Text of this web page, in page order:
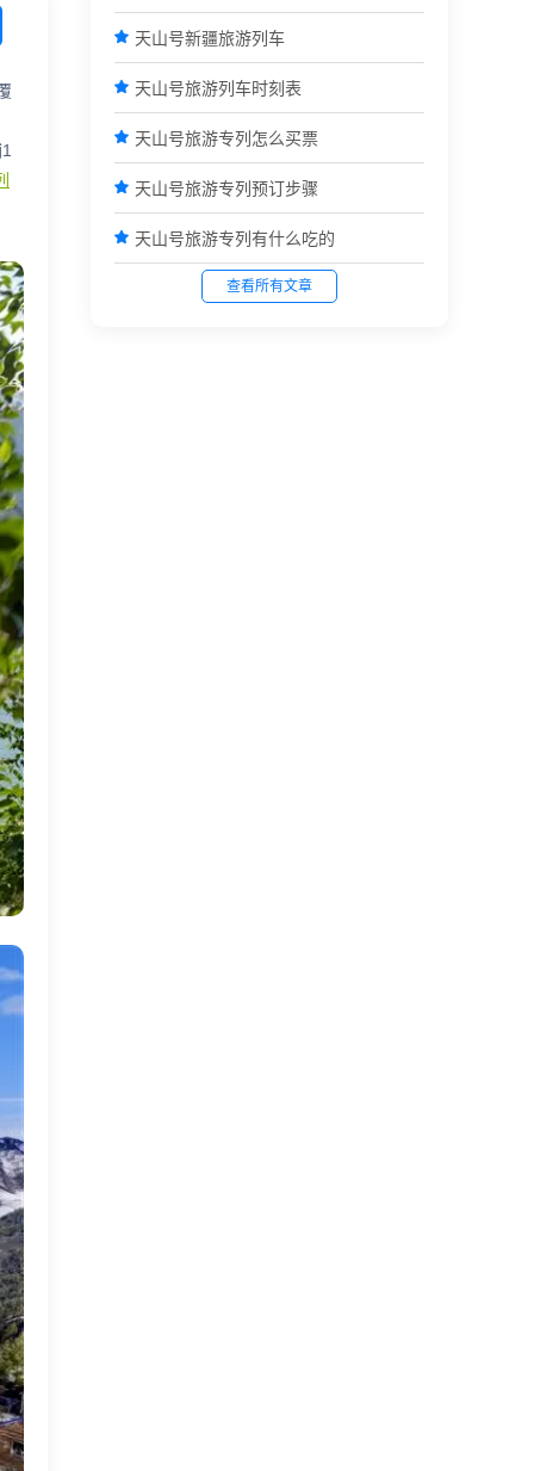
 天山号新疆旅游列车
 天山号旅游列车时刻表
 天山号旅游专列怎么买票
 天山号旅游专列预订步骤
 天山号旅游专列有什么吃的
查看所有文章